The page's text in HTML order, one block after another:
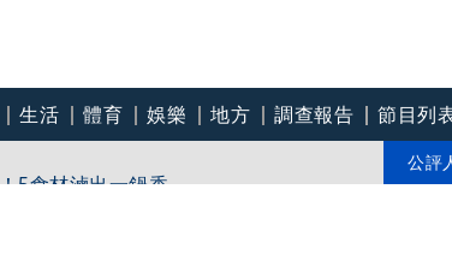
生活 體育 娛樂 地方 調查報告 節目列
公評